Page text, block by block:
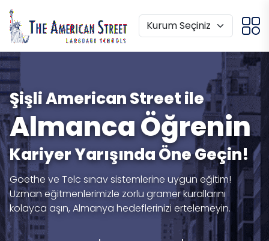
Şişli American Street ile
Almanca Öğrenin
Kariyer Yarışında Öne Geçin!
Goethe ve Telc sınav sistemlerine uygun eğitim!
Uzman eğitmenlerimizle zorlu gramer kurallarını
kolayca aşın, Almanya hedeflerinizi ertelemeyin.